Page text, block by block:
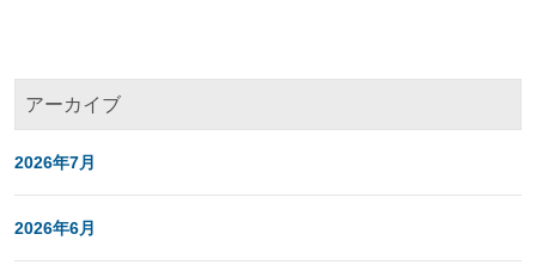
アーカイブ
2026年7月
2026年6月